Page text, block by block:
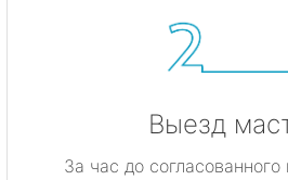
Выезд
За час до